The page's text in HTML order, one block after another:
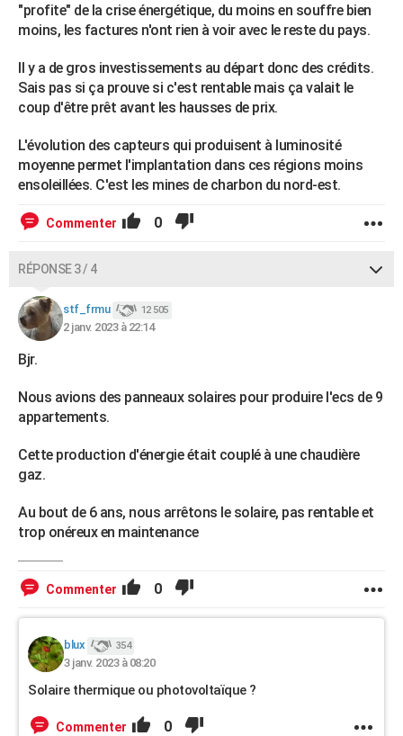
"profite" de la crise énergétique, du moins en souffre bien
moins, les factures n'ont rien à voir avec le reste du pays.
Il y a de gros investissements au départ donc des crédits.
Sais pas si ça prouve si c'est rentable mais ça valait le
coup d'être prêt avant les hausses de prix.
L'évolution des capteurs qui produisent à luminosité
moyenne permet l'implantation dans ces régions moins
ensoleillées. C'est les mines de charbon du nord-est.
Commenter 0
RÉPONSE 3 / 4
stf_frmu 12 505
2 janv. 2023 à 22:14
Bjr.
Nous avions des panneaux solaires pour produire l'ecs de 9
appartements.
Cette production d'énergie était couplé à une chaudière
gaz.
Au bout de 6 ans, nous arrêtons le solaire, pas rentable et
trop onéreux en maintenance
Commenter 0
blux 354
3 janv. 2023 à 08:20
Solaire thermique ou photovoltaïque ?
Commenter 0